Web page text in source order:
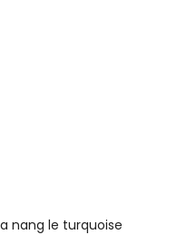
nang le turquoise